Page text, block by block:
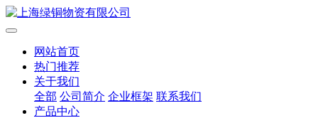
网站首页
热门推荐
关于我们
全部 公司简介 企业框架 联系我们
产品中心